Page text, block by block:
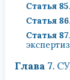
Статья 85
Статья 86
Статья 87
Глава 7.